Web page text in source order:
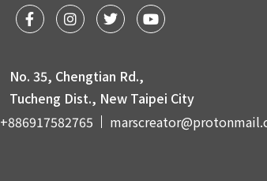
No. 35, Chengtian Rd.,
Tucheng Dist., New Taipei City
+886917582765